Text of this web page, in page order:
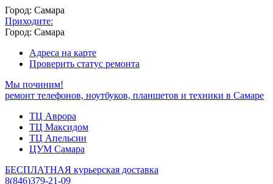
Город: Самара
Приходите:
Город: Самара
Адреса на карте
Проверить статус ремонта
Мы починим!
ремонт телефонов, ноутбуков, планшетов и техники в Самаре
ТЦ Аврора
ТЦ Максидом
ТЦ Апельсин
ЦУМ Самара
БЕСПЛАТНАЯ курьерская доставка
8(846)379-21-09